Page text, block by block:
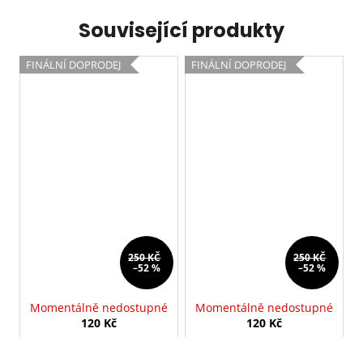
Související produkty
FINÁLNÍ DOPRODEJ
250 KČ
–52 %
Momentálně nedostupné
120 Kč
FINÁLNÍ DOPRODEJ
250 KČ
–52 %
Momentálně nedostupné
120 Kč